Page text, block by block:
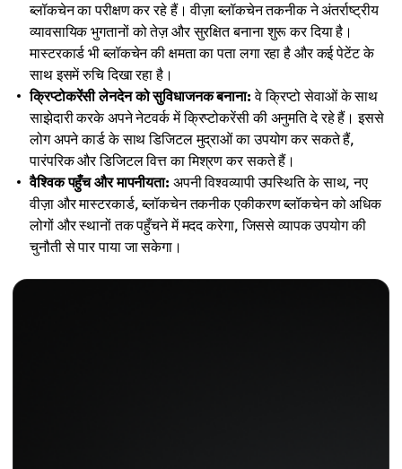
ब्लॉकचेन का परीक्षण कर रहे हैं। वीज़ा ब्लॉकचेन तकनीक ने अंतर्राष्ट्रीय
व्यावसायिक भुगतानों को तेज़ और सुरक्षित बनाना शुरू कर दिया है।
मास्टरकार्ड भी ब्लॉकचेन की क्षमता का पता लगा रहा है और कई पेटेंट के
साथ इसमें रुचि दिखा रहा है।
क्रिप्टोकरेंसी लेनदेन को सुविधाजनक बनाना: वे क्रिप्टो सेवाओं के साथ
साझेदारी करके अपने नेटवर्क में क्रिप्टोकरेंसी की अनुमति दे रहे हैं। इससे
लोग अपने कार्ड के साथ डिजिटल मुद्राओं का उपयोग कर सकते हैं,
पारंपरिक और डिजिटल वित्त का मिश्रण कर सकते हैं।
वैश्विक पहुँच और मापनीयता: अपनी विश्वव्यापी उपस्थिति के साथ, नए
वीज़ा और मास्टरकार्ड, ब्लॉकचेन तकनीक एकीकरण ब्लॉकचेन को अधिक
लोगों और स्थानों तक पहुँचने में मदद करेगा, जिससे व्यापक उपयोग की
चुनौती से पार पाया जा सकेगा।